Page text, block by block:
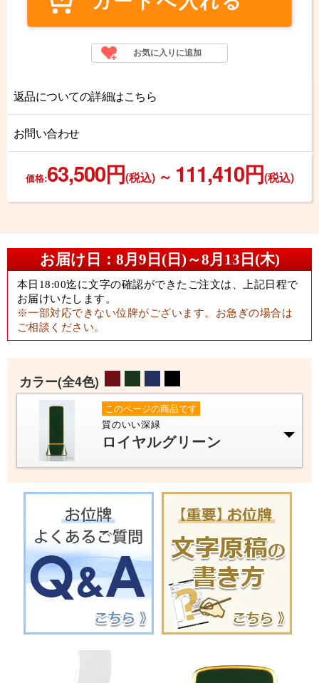
返品についての詳細はこちら
お問い合わせ
価格:63,500円(税込) ～ 111,410円(税込)
カラー(全4色)
このページの商品です
質のいい深緑
ロイヤルグリーン